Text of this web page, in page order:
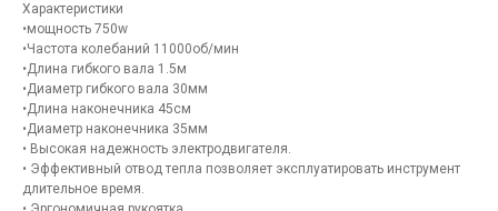
Характеристики
•мощность 750w
•Частота колебаний 11000об/мин
•Длина гибкого вала 1.5м
•Диаметр гибкого вала 30мм
•Длина наконечника 45см
•Диаметр наконечника 35мм
• Высокая надежность электродвигателя.
• Эффективный отвод тепла позволяет эксплуатировать инструмент
длительное время.